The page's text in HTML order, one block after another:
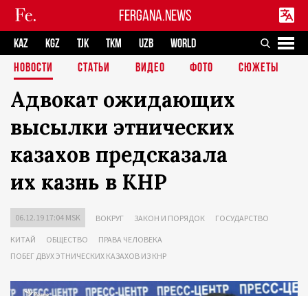
FERGANA.NEWS
KAZ KGZ TJK TKM UZB
WORLD
НОВОСТИ
СТАТЬИ ВИДЕО ФОТО СЮЖЕТЫ
Адвокат ожидающих
высылки этнических
казахов предсказала
их казнь в КНР
06.12.19 17:04 MSK ВОКРУГ ЗАКОН И ПОРЯДОК ГОСУДАРСТВО
КИТАЙ ОБЩЕСТВО
ПРАВА ЧЕЛОВЕКА
ПОБЕГ ДВУХ ЭТНИЧЕСКИХ КАЗАХОВ ИЗ КНР